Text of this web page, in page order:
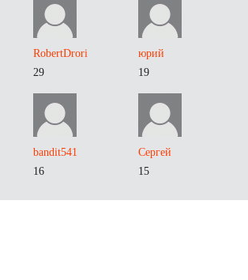
RobertDrori
29
юрий
19
bandit541
16
Сергей
15